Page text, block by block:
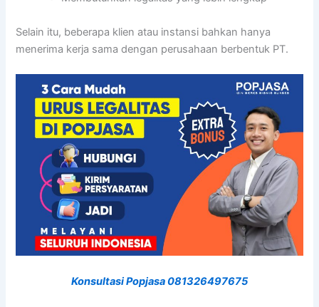
Selain itu, beberapa klien atau instansi bahkan hanya
menerima kerja sama dengan perusahaan berbentuk PT.
Konsultasi Popjasa 081326497675